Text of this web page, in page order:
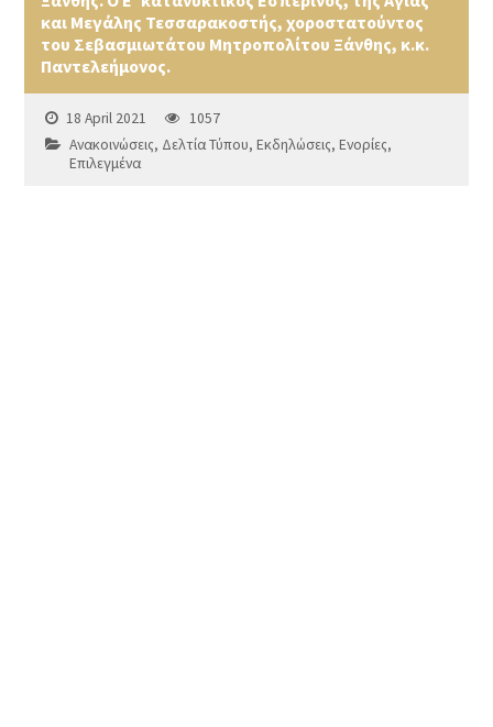
και Μεγάλης Τεσσαρακοστής, χοροστατούντος
του Σεβασμιωτάτου Μητροπολίτου Ξάνθης, κ.κ.
Παντελεήμονος.
18 April 2021
1057
Ανακοινώσεις, Δελτία Τύπου,Εκδηλώσεις,Ενορίες,
Επιλεγμένα